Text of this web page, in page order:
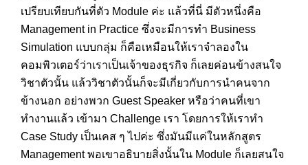
เปรียบเทียบกันที่ตัว Module ค่ะ แล้วที่นี่ มีตัวหนึ่งคือ
Management in Practice ซึ่งจะมีการทำ Business
Simulation แบบกลุ่ม ก็คือเหมือนให้เราจำลองใน
คอมพิวเตอร์ว่าเราเป็นเจ้าของธุรกิจ ก็เลยค่อนข้างสนใจ
วิชาตัวนั้น แล้ววิชาตัวนั้นก็จะมีเกี่ยวกับการนำคนจาก
ข้างนอก อย่างพวก Guest Speaker หรือว่าคนที่เขา
ทำงานแล้ว เข้ามา Challenge เรา โดยการให้เราทำ
Case Study เป็นเคส ๆ ไปค่ะ ซึ่งมันมีแค่ในหลักสูตร
Management พอเขาอธิบายสิ่งนั้นใน Module ก็เลยสนใจ